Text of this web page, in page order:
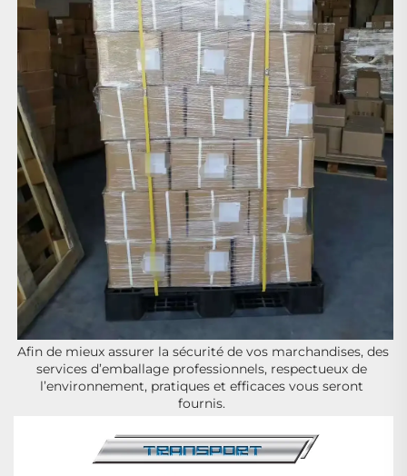
Afin de mieux assurer la sécurité de vos marchandises, des
services d’emballage professionnels, respectueux de
l’environnement, pratiques et efficaces vous seront
fournis.